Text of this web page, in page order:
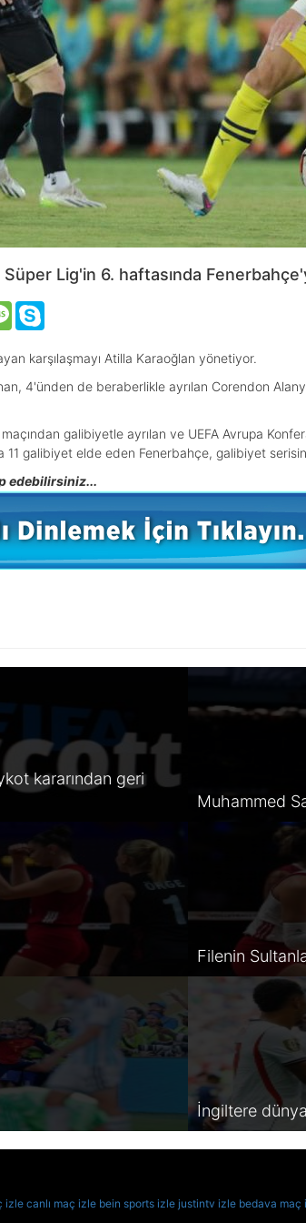
Lig'in 6. haftasında
Message
karşılaşmayı Atilla Karaoğlan yönetiyor.
4'ünden de beraberlikle ayrılan Corendon
galibiyetle ayrılan ve UEFA Avrupa
11 galibiyet elde eden Fenerbahçe, galibiyet
edebilirsiniz...
kararından geri
Muhammed
Filenin
İngiltere
izle canlı maç izle bein sports izle justintv izle bedava maç